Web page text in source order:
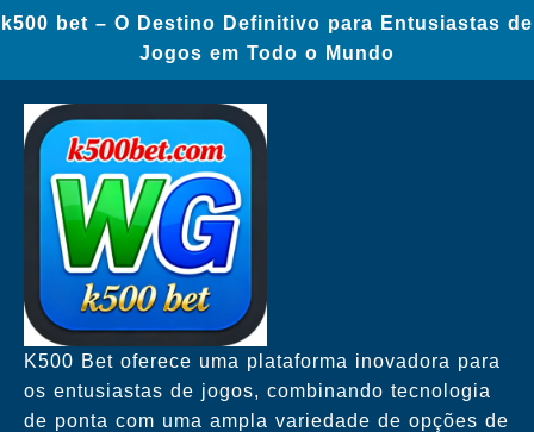
k500 bet – O Destino Definitivo para Entusiastas de
Jogos em Todo o Mundo
K500 Bet oferece uma plataforma inovadora para
os entusiastas de jogos, combinando tecnologia
de ponta com uma ampla variedade de opções de